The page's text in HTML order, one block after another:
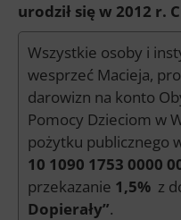
urodził się w 2012 r.
Wszystkie osoby i
wesprzeć Macieja,
darowizn na konto
Pomocy Dzieciom w
pożytku publicznego
10 1090 1753 0000
przekazanie 1,5% z
Dopierały”.